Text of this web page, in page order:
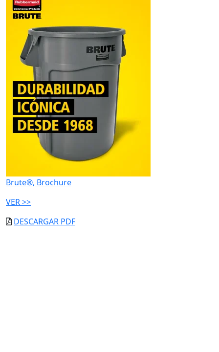
Brute®, Brochure
VER >>
DESCARGAR PDF